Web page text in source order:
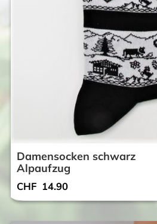
Damensocken schwarz
Alpaufzug
CHF 14.90